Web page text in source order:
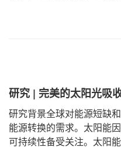
研究 | 完美的太阳光吸
研究背景全球对能源短缺
能源转换的需求。太阳能
可持续性备受关注。太阳